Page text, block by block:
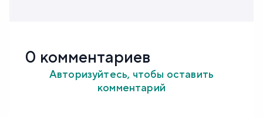
0 комментариев
Авторизуйтесь, чтобы оставить
комментарий